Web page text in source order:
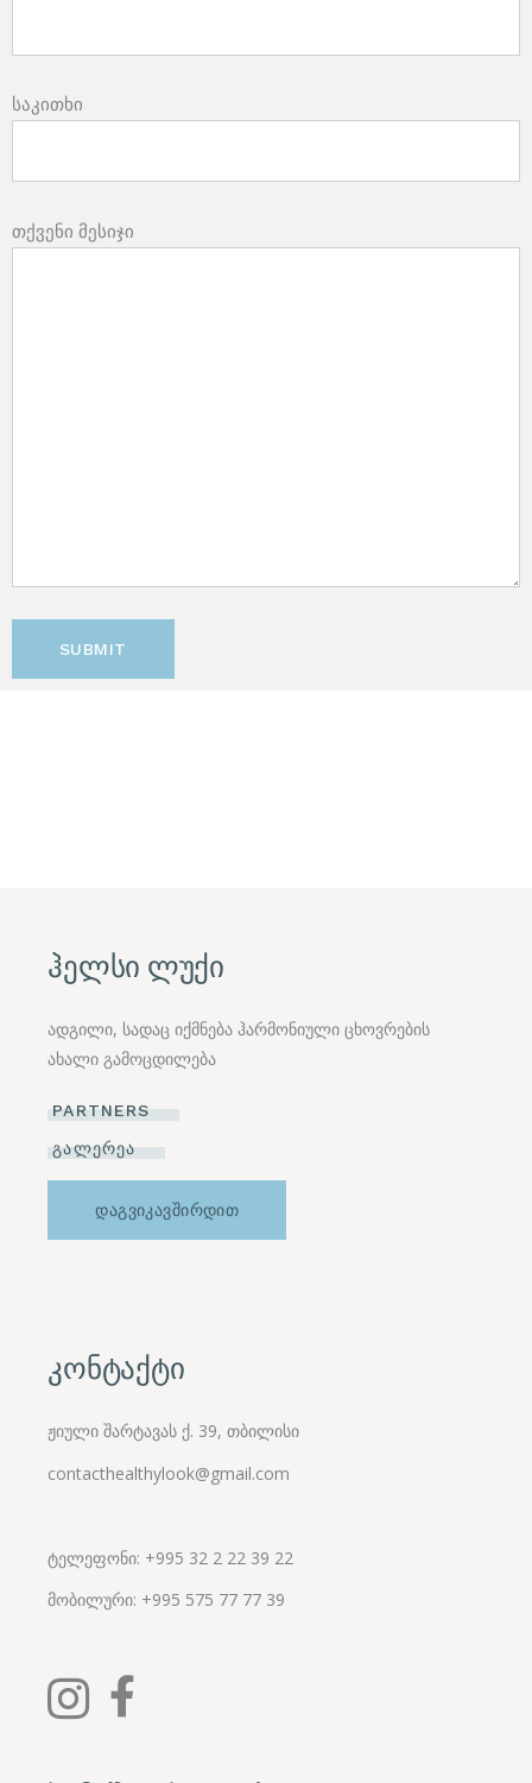
საკითხი
თქვენი მესიჯი
SUBMIT
ჰელსი ლუქი
ადგილი, სადაც იქმნება ჰარმონიული ცხოვრების
ახალი გამოცდილება
PARTNERS
ᲒᲐᲚᲔᲠᲔᲐ
ᲓᲐᲒᲕᲘᲙᲐᲕᲨᲘᲠᲓᲘᲗ
კონტაქტი
ჟიული შარტავას ქ. 39, თბილისი
contacthealthylook@gmail.com
ტელეფონი: +995 32 2 22 39 22
მობილური: +995 575 77 77 39